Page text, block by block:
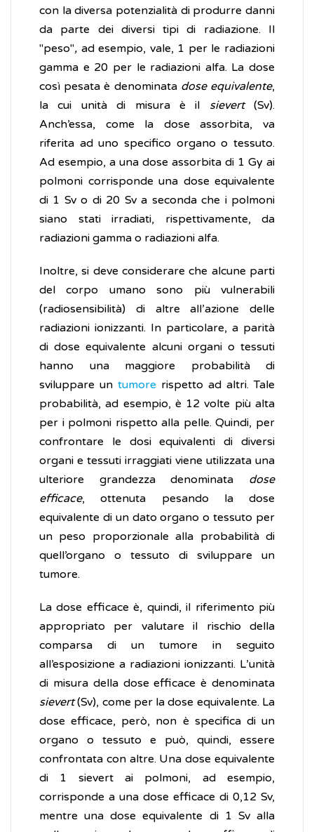
con la diversa potenzialità di produrre danni
da parte dei diversi tipi di radiazione. Il
"peso", ad esempio, vale, 1 per le radiazioni
gamma e 20 per le radiazioni alfa. La dose
così pesata è denominata dose equivalente,
la cui unità di misura è il sievert (Sv).
Anch’essa, come la dose assorbita, va
riferita ad uno specifico organo o tessuto.
Ad esempio, a una dose assorbita di 1 Gy ai
polmoni corrisponde una dose equivalente
di 1 Sv o di 20 Sv a seconda che i polmoni
siano stati irradiati, rispettivamente, da
radiazioni gamma o radiazioni alfa.
Inoltre, si deve considerare che alcune parti
del corpo umano sono più vulnerabili
(radiosensibilità) di altre all’azione delle
radiazioni ionizzanti. In particolare, a parità
di dose equivalente alcuni organi o tessuti
hanno una maggiore probabilità di
sviluppare un tumore rispetto ad altri. Tale
probabilità, ad esempio, è 12 volte più alta
per i polmoni rispetto alla pelle. Quindi, per
confrontare le dosi equivalenti di diversi
organi e tessuti irraggiati viene utilizzata una
ulteriore grandezza denominata dose
efficace, ottenuta pesando la dose
equivalente di un dato organo o tessuto per
un peso proporzionale alla probabilità di
quell’organo o tessuto di sviluppare un
tumore.
La dose efficace è, quindi, il riferimento più
appropriato per valutare il rischio della
comparsa di un tumore in seguito
all’esposizione a radiazioni ionizzanti. L’unità
di misura della dose efficace è denominata
sievert(Sv), come per la dose equivalente. La
dose efficace, però, non è specifica di un
organo o tessuto e può, quindi, essere
confrontata con altre. Una dose equivalente
di 1 sievert ai polmoni, ad esempio,
corrisponde a una dose efficace di 0,12 Sv,
mentre una dose equivalente di 1 Sv alla